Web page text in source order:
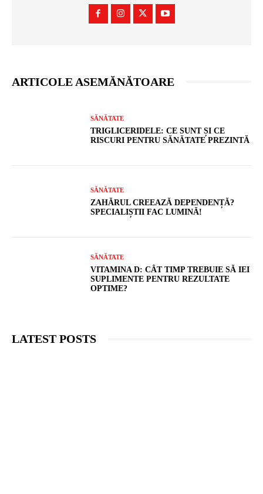
ARTICOLE ASEMĂNĂTOARE
SĂNĂTATE
TRIGLICERIDELE: CE SUNT ȘI CE
RISCURI PENTRU SĂNĂTATE PREZINTĂ
SĂNĂTATE
ZAHĂRUL CREEAZĂ DEPENDENȚĂ?
SPECIALIȘTII FAC LUMINĂ!
SĂNĂTATE
VITAMINA D: CÂT TIMP TREBUIE SĂ IEI
SUPLIMENTE PENTRU REZULTATE
OPTIME?
LATEST POSTS